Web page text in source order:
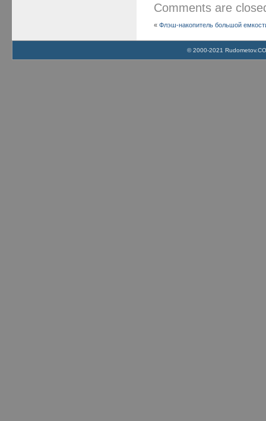
Comments are
«Флэш-накопитель большой
© 2000-2021